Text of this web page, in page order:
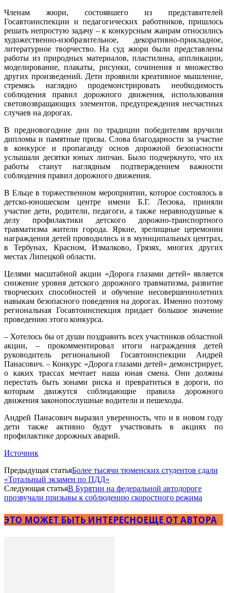
Членам жюри, состоявшего из представителей
Госавтоинспекции и педагогических работников, пришлось
решать непростую задачу – к конкурсным жанрам относились
художественно-изобразительное, декоративно-прикладное,
литературное творчество. На суд жюри были представлены
работы из природных материалов, пластилина, аппликации,
моделирование, плакаты, рисунки, сочинения и множество
других произведений. Дети проявили креативное мышление,
стремясь наглядно продемонстрировать необходимость
соблюдения правил дорожного движения, использования
световозвращающих элементов, предупреждения несчастных
случаев на дорогах.
В предновогодние дни по традиции победителям вручили
дипломы и памятные призы. Слова благодарности за участие
в конкурсе и пропаганду основ дорожной безопасности
услышали десятки юных липчан. Было подчеркнуто, что их
работы станут наглядным подтверждением важности
соблюдения правил дорожного движения.
В Ельце в торжественном мероприятии, которое состоялось в
детско-юношеском центре имени Б.Г. Лесюка, приняли
участие дети, родители, педагоги, а также неравнодушные к
делу профилактики детского дорожно-транспортного
травматизма жители города. Яркие, зрелищные церемонии
награждения детей проводились и в муниципальных центрах,
в Тербунах, Красном, Измалково, Грязях, многих других
местах Липецкой области.
Целями масштабной акции «Дорога глазами детей» является
снижение уровня детского дорожного травматизма, развитие
творческих способностей и обучение несовершеннолетних
навыкам безопасного поведения на дорогах. Именно поэтому
региональная Госавтоинспекция придает большое значение
проведению этого конкурса.
– Хотелось бы от души поздравить всех участников областной
акции, – прокомментировал итоги награждения детей
руководитель региональной Госавтоинспекции Андрей
Панасович. – Конкурс «Дорога глазами детей» демонстрирует,
о каких трассах мечтает наша юная смена. Они должны
перестать быть зонами риска и превратиться в дороги, по
которым движутся соблюдающие правила дорожного
движения законопослушные водители и пешеходы.
Андрей Панасович выразил уверенность, что и в новом году
дети также активно будут участвовать в акциях по
профилактике дорожных аварий.
Источник
Предыдущая статьяБолее тысячи тюменских студентов сдали
«Тотальный экзамен по ПДД»
Следующая статьяВ Бурятии на федеральной автодороге
прозвучали призывы к соблюдению скоростного режима
ЭТО МОЖЕТ БЫТЬ ИНТЕРЕСНОЕЩЕ ОТ АВТОРА